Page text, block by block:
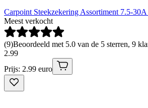
Carpoint Steekzekering Assortiment 7.5-30A
Meest verkocht
(9)Beoordeeld met 5.0 van de 5 sterren, 9
2.99
Prijs: 2.99 euro